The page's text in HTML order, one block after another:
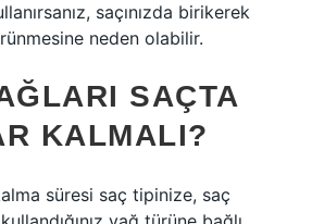
saçınızda birikerek
neden olabilir.
SAÇTA
KALMALI?
süresi saç tipinize, saç